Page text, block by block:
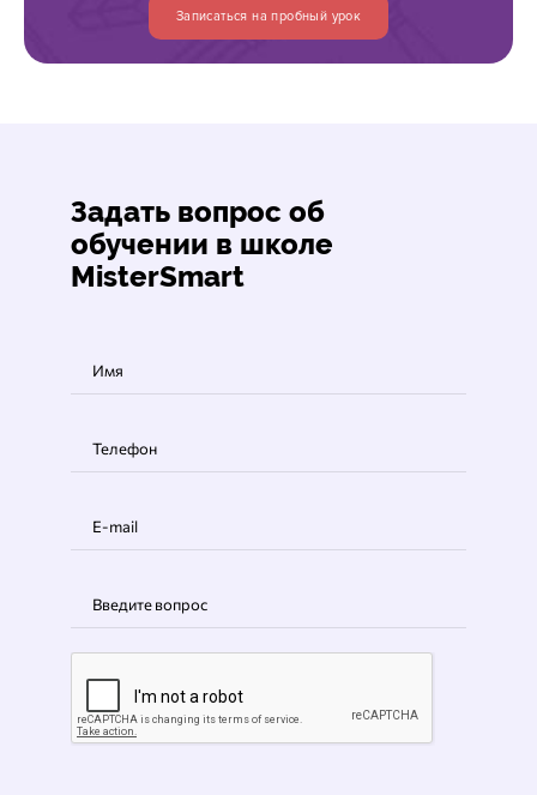
Записаться на пробный урок
Задать вопрос об
обучении в школе
MisterSmart